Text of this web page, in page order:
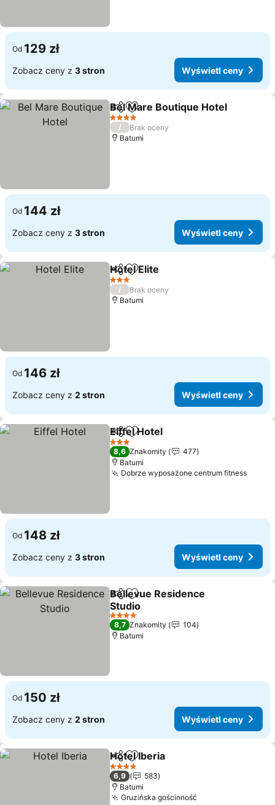
Od 129 zł
Zobacz ceny z 3 stron Wyświetl ceny
UdostępnijDodaj do ulubionych
Bel Mare Boutique Hotel
4 Kategoria
/
Brak oceny
Batumi
Od 144 zł
Zobacz ceny z 3 stron Wyświetl ceny
Udostępnij
Dodaj do ulubionych
Hotel Elite
3 Kategoria
/
Brak oceny
Batumi
Od 146 zł
Zobacz ceny z 2 stron Wyświetl ceny
Udostępnij
Dodaj do ulubionych
Eiffel Hotel
3 Kategoria
8,6 Znakomity
477
Batumi
Dobrze wyposażone centrum fitness
Od 148 zł
Zobacz ceny z 3 stron Wyświetl ceny
Udostępnij
Dodaj do ulubionych
Bellevue Residence
Studio
Wyświetl ceny
4 Kategoria
8,7 Znakomity
104
Batumi
Od 150 zł
Zobacz ceny z 2 stron Wyświetl ceny
Udostępnij
Dodaj do ulubionych
Hotel Iberia
4 Kategoria
6,9
583
Batumi
Gruzińska gościnność